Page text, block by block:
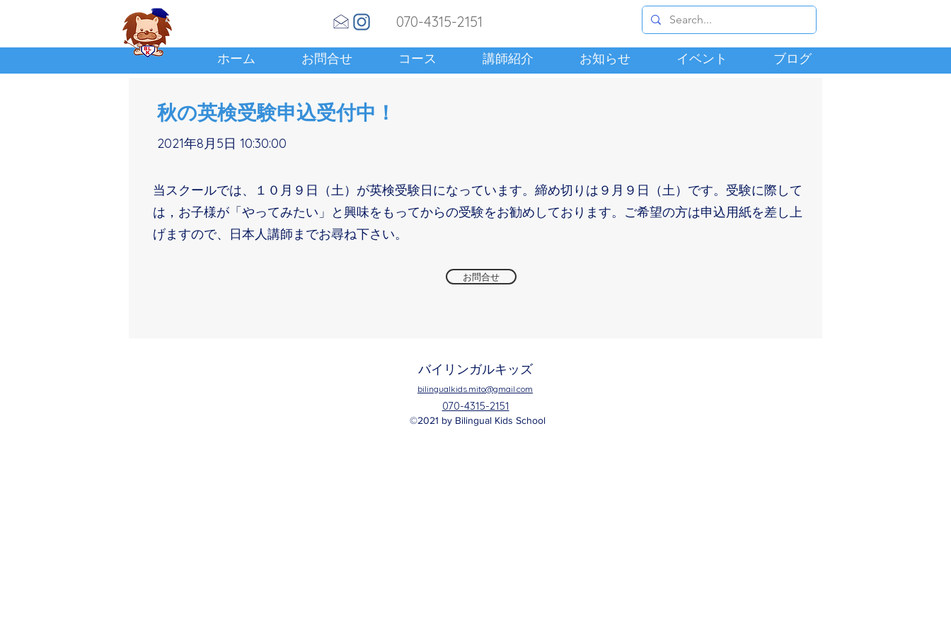
ホーム お問合せ コース 講師紹介 お知らせ イベント ブログ
070-4315-2151
秋の英検受験申込受付中！
2021年8月5日 10:30:00
当スクールでは、１０月９日（土）が英検受験日になっています。締め切りは９月９日（土）です。受験に際して
は，お子様が「やってみたい」と興味をもってからの受験をお勧めしております。ご希望の方は申込用紙を差し上
げますので、日本人講師までお尋ね下さい。
お問合せ
バイリンガルキッズ
bilingualkids.mito@gmail.com
070-4315-2151
©2021 by Bilingual Kids School